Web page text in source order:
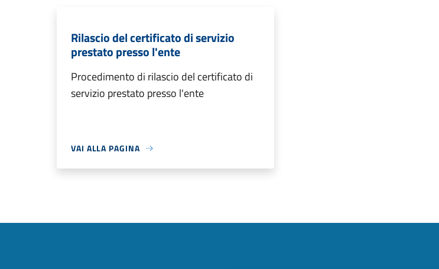
Rilascio del certificato di servizio
prestato presso l'ente
Procedimento di rilascio del certificato di
servizio prestato presso l'ente
VAI ALLA PAGINA